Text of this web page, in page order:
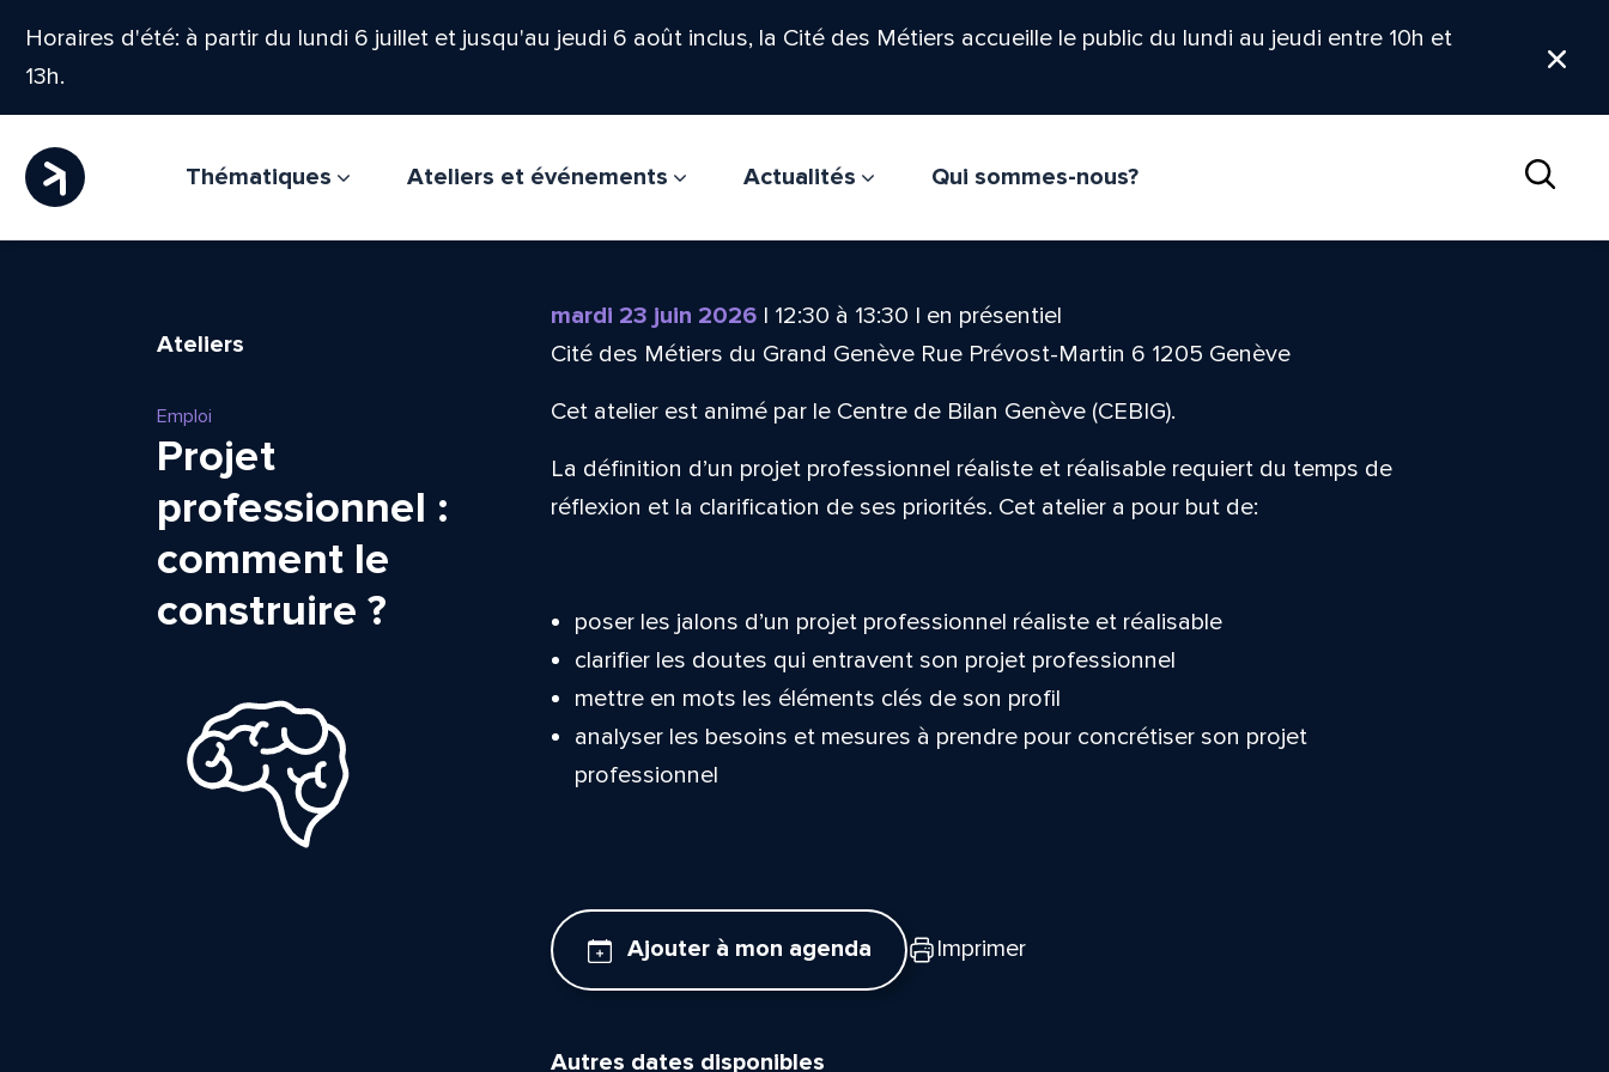
Horaires d'été: à partir du lundi 6 juillet et jusqu'au jeudi 6 août inclus, la Cité des Métiers accueille le public du lundi au jeudi entre 10h et
13h.
Thématiques Ateliers et événements Actualités
Qui sommes-nous?
Ateliers
Emploi
Projet
professionnel :
comment le
construire ?
mardi 23 juin 2026| 12:30 à 13:30 | en présentiel
Cité des Métiers du Grand Genève Rue Prévost-Martin 6 1205 Genève
Cet atelier est animé par le Centre de Bilan Genève (CEBIG).
La définition d’un projet professionnel réaliste et réalisable requiert du temps de
réflexion et la clarification de ses priorités. Cet atelier a pour but de:
poser les jalons d’un projet professionnel réaliste et réalisable
clarifier les doutes qui entravent son projet professionnel
mettre en mots les éléments clés de son profil
analyser les besoins et mesures à prendre pour concrétiser son projet
professionnel
Ajouter à mon agenda Imprimer
Autres dates disponibles